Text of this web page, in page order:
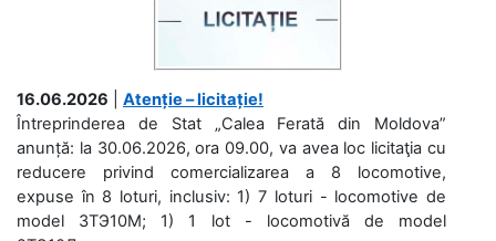
16.06.2026
Atenție – licitație!
Întreprinderea de Stat „Calea Ferată din Moldova”
anunță: la 30.06.2026, ora 09.00, va avea loc licitaţia cu
reducere privind comercializarea a 8 locomotive,
expuse în 8 loturi, inclusiv: 1) 7 loturi - locomotive de
model 3ТЭ10М; 1) 1 lot - locomotivă de model